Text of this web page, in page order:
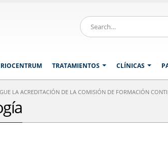
TRATAMIENTOS CLÍNICAS
LA ACREDITACIÓN DE LA COMISIÓN DE FORMACIÓN